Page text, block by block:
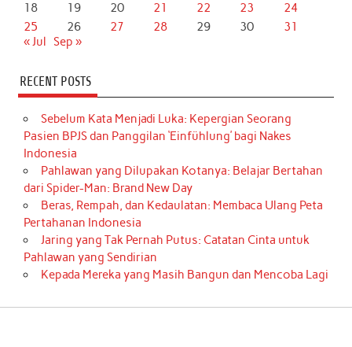
18
19 20 21 22 23
24
25
26 27 28 29 30
31
« Jul
Sep »
RECENT POSTS
Sebelum Kata Menjadi Luka: Kepergian Seorang
Pasien BPJS dan Panggilan ‘Einfühlung’ bagi Nakes
Indonesia
Pahlawan yang Dilupakan Kotanya: Belajar Bertahan
dari Spider-Man: Brand New Day
Beras, Rempah, dan Kedaulatan: Membaca Ulang Peta
Pertahanan Indonesia
Jaring yang Tak Pernah Putus: Catatan Cinta untuk
Pahlawan yang Sendirian
Kepada Mereka yang Masih Bangun dan Mencoba Lagi